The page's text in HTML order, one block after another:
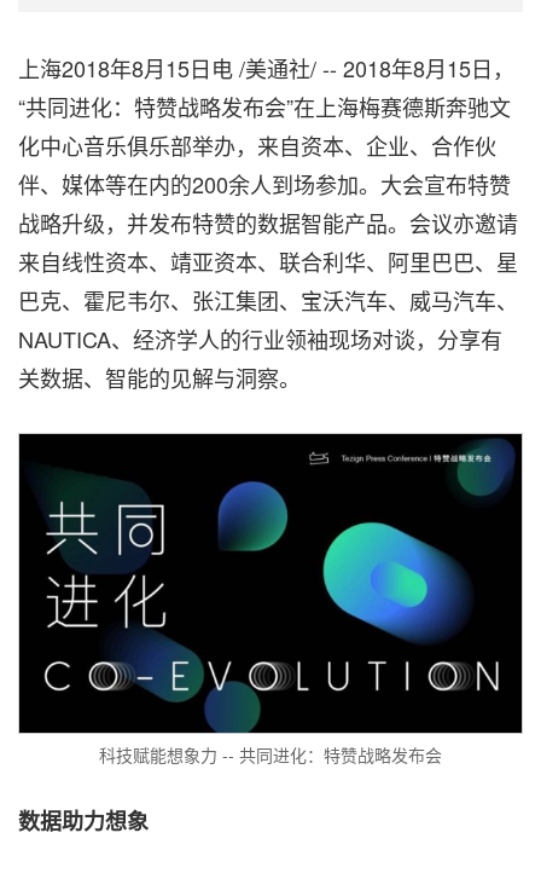
上海2018年8月15日电 /美通社/ -- 2018年8月15日，
“共同进化：特赞战略发布会”在上海梅赛德斯奔驰文
化中心音乐俱乐部举办，来自资本、企业、合作伙
伴、媒体等在内的200余人到场参加。大会宣布特赞
战略升级，并发布特赞的数据智能产品。会议亦邀请
来自线性资本、靖亚资本、联合利华、阿里巴巴、星
巴克、霍尼韦尔、张江集团、宝沃汽车、威马汽车、
NAUTICA、经济学人的行业领袖现场对谈，分享有
关数据、智能的见解与洞察。
科技赋能想象力 -- 共同进化：特赞战略发布会
数据助力想象